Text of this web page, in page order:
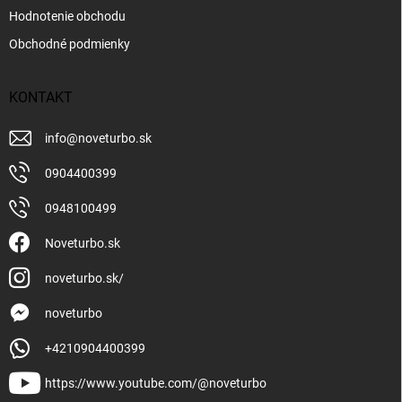
Hodnotenie obchodu
Obchodné podmienky
KONTAKT
info@noveturbo.sk
0904400399
0948100499
Noveturbo.sk
noveturbo.sk/
noveturbo
+4210904400399
https://www.youtube.com/@noveturbo